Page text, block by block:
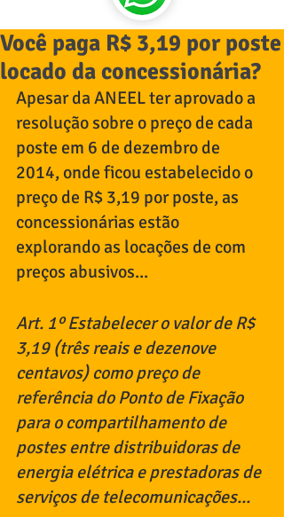
Você paga R$ 3,19 por poste
locado da concessionária?
Apesar da ANEEL ter aprovado a
resolução sobre o preço de cada
poste em 6 de dezembro de
2014, onde ficou estabelecido o
preço de R$ 3,19 por poste, as
concessionárias estão
explorando as locações de com
preços abusivos...
Art. 1º Estabelecer o valor de R$
3,19 (três reais e dezenove
centavos) como preço de
referência do Ponto de Fixação
para o compartilhamento de
postes entre distribuidoras de
energia elétrica e prestadoras de
serviços de telecomunicações...